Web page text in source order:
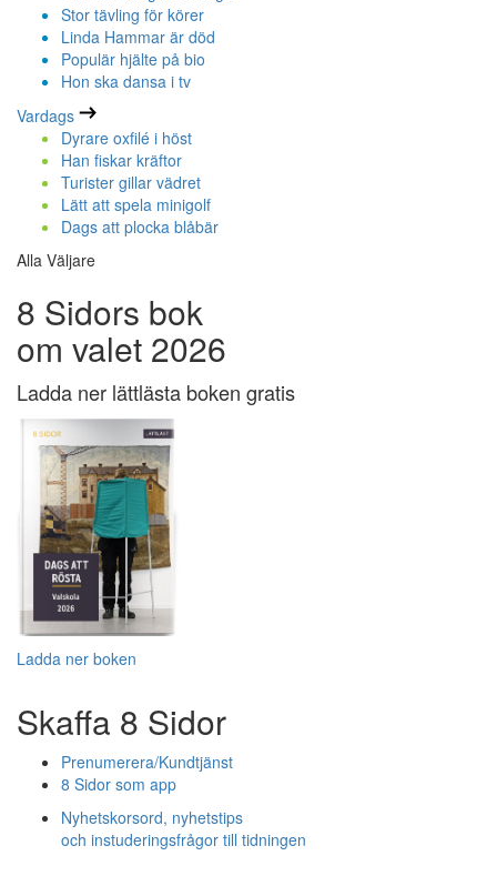
Stor tävling för körer
Linda Hammar är död
Populär hjälte på bio
Hon ska dansa i tv
Vardags
Dyrare oxfilé i höst
Han fiskar kräftor
Turister gillar vädret
Lätt att spela minigolf
Dags att plocka blåbär
Alla Väljare
8 Sidors bok
om valet 2026
Ladda ner lättlästa boken gratis
Ladda ner boken
Skaffa 8 Sidor
Prenumerera/Kundtjänst
8 Sidor som app
Nyhetskorsord, nyhetstips
och instuderingsfrågor till tidningen